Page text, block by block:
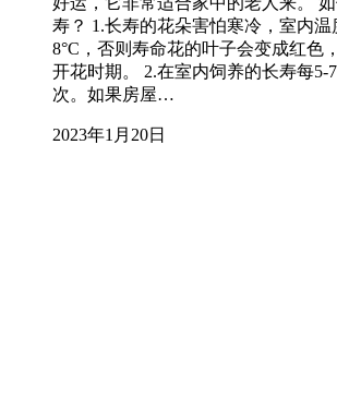
寿？ 1.长寿的花朵害怕寒冷，室内
8°C，否则寿命花的叶子会变成红色
开花时期。 2.在室内饲养的长寿每5-
次。如果房屋…
2023年1月20日